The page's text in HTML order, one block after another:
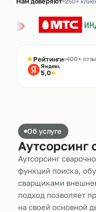
★Рейтинги 400+
Яндекс
5,0★
Об услуге
Аутсорсинг
Аутсорсинг
функций поиска,
сварщиками
подход позволяет
на своей основной